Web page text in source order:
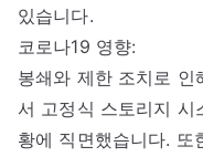
있습니다.
코로나19 영향:
봉쇄와 제한 조치로 인
서 고정식 스토리지
황에 직면했습니다. 또